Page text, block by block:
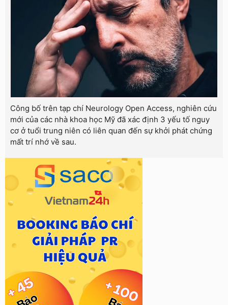
Công bố trên tạp chí Neurology Open Access, nghiên cứu
mới của các nhà khoa học Mỹ đã xác định 3 yếu tố nguy
cơ ở tuổi trung niên có liên quan đến sự khởi phát chứng
mất trí nhớ về sau.